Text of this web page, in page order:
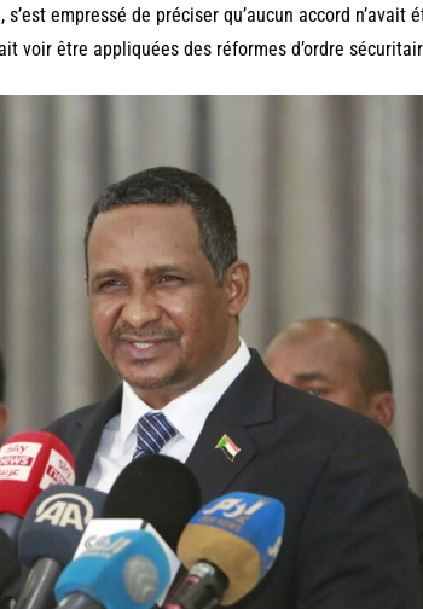
empressé de préciser qu’aucun accord n’avait
voir être appliquées des réformes d’ordre